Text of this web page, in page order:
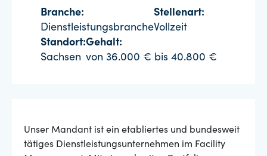
Branche:
Dienstleistungsbranche
Stellenart:
Vollzeit
Standort:
Sachsen
Gehalt:
von 36.000 € bis 40.800 €
Unser Mandant ist ein etabliertes und bundesweit
tätiges Dienstleistungsunternehmen im Facility